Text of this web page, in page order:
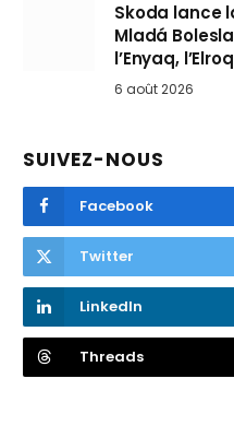
Skoda lance
Mladá
l’Enyaq,
6 août 2026
SUIVEZ-NOUS
Facebook
Twitter
LinkedIn
Threads